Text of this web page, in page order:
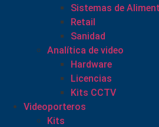
Sistemas de
Retail
Sanidad
Analítica de video
Hardware
Licencias
Kits CCTV
Videoporteros
Kits